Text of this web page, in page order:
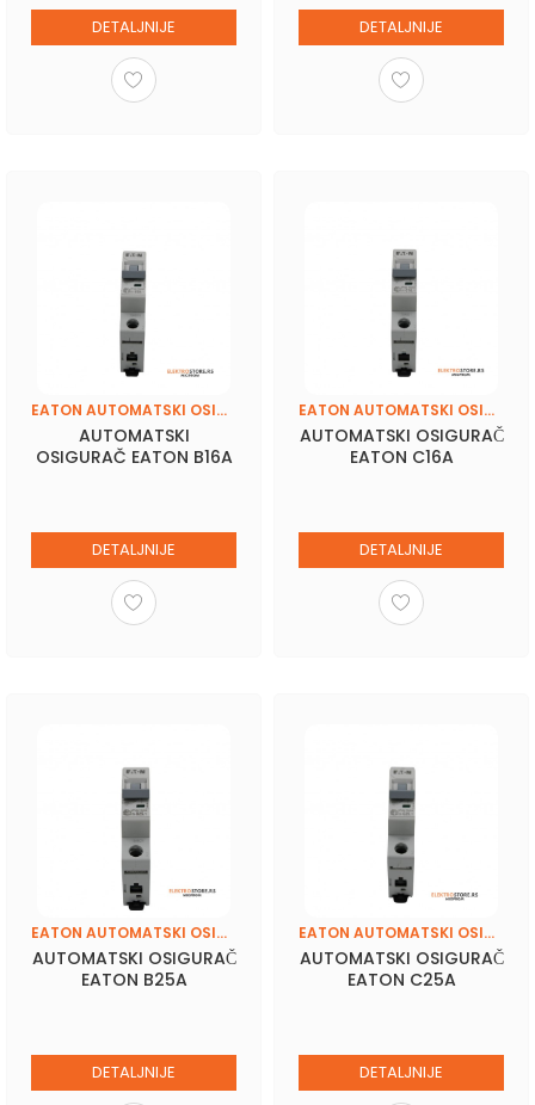
DETALJNIJE DETALJNIJE
EATON AUTOMATSKI OSIGURAČI
AUTOMATSKI
OSIGURAČ EATON B16A
DETALJNIJE
EATON AUTOMATSKI OSIGURAČI
AUTOMATSKI OSIGURAČ
EATON C16A
DETALJNIJE
EATON AUTOMATSKI OSIGURAČI
AUTOMATSKI OSIGURAČ
EATON B25A
DETALJNIJE
EATON AUTOMATSKI OSIGURAČI
AUTOMATSKI OSIGURAČ
EATON C25A
DETALJNIJE